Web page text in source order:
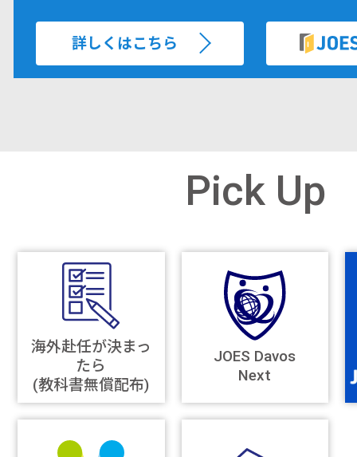
詳しくはこちら
Pick Up
海外赴任が決まっ
たら
(教科書無償配布)
JOES Davos
Next